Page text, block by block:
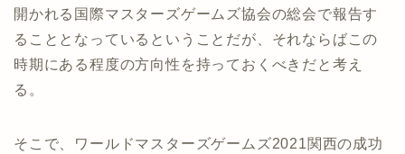
開かれる国際マスターズゲームズ協会の総会で報告す
ることとなっているということだが、それならばこの
時期にある程度の方向性を持っておくべきだと考え
る。
そこで、ワールドマスターズゲームズ2021関西の成功